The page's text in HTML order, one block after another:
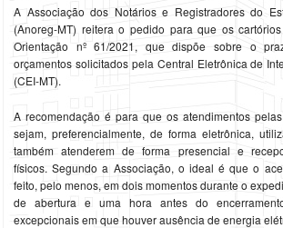
A Associação dos Notários e Registradores do
(Anoreg-MT) reitera o pedido para que os
Orientação nº 61/2021, que dispõe sobre o
orçamentos solicitados pela Central Eletrônica de
(CEI-MT).
A recomendação é para que os atendimentos
sejam, preferencialmente, de forma eletrônica,
também atenderem de forma presencial e
físicos. Segundo a Associação, o ideal é que o
feito, pelo menos, em dois momentos durante o
de abertura e uma hora antes do
excepcionais em que houver ausência de energia